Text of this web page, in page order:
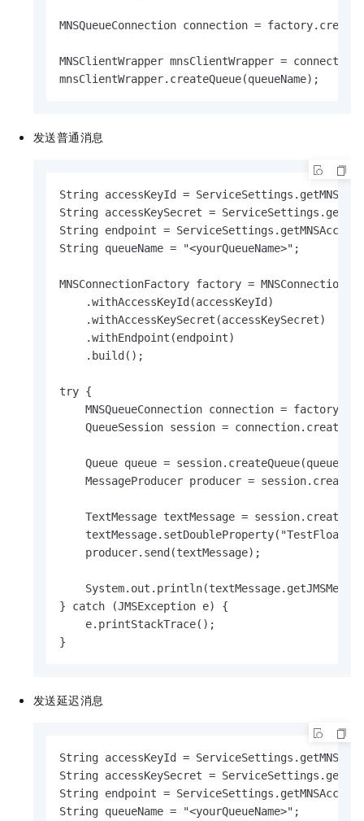
MNSQueueConnection connection =
MNSClientWrapper mnsClientWrapper =
mnsClientWrapper.createQueue(queueName);
发送普通消息
String accessKeyId =
String accessKeySecret =
String endpoint =
String queueName = "<yourQueueName>";
MNSConnectionFactory factory =
    .withAccessKeyId(accessKeyId)
    .withAccessKeySecret(accessKeySecret)
    .withEndpoint(endpoint)
    .build();
try {
MNSQueueConnection connection =
QueueSession session =
Queue queue =
MessageProducer producer =
TextMessage textMessage =
textMessage.setDoubleProperty("TestFloat",
    producer.send(textMessage);
} catch (JMSException e) {
    e.printStackTrace();
}
发送延迟消息
String accessKeyId =
String accessKeySecret =
String endpoint =
String queueName = "<yourQueueName>";